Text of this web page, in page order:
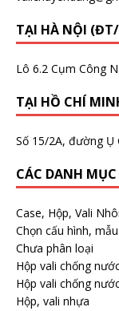
TẠI HÀ NỘI
Lô 6.2 Cụm Công
TẠI HỒ CHÍ
Số 15/2A, đường Ụ
CÁC DANH
Case, Hộp, Vali
Chọn cấu hình,
Chưa phân loại
Hộp vali chống
Hộp vali chống
Hộp, vali nhựa